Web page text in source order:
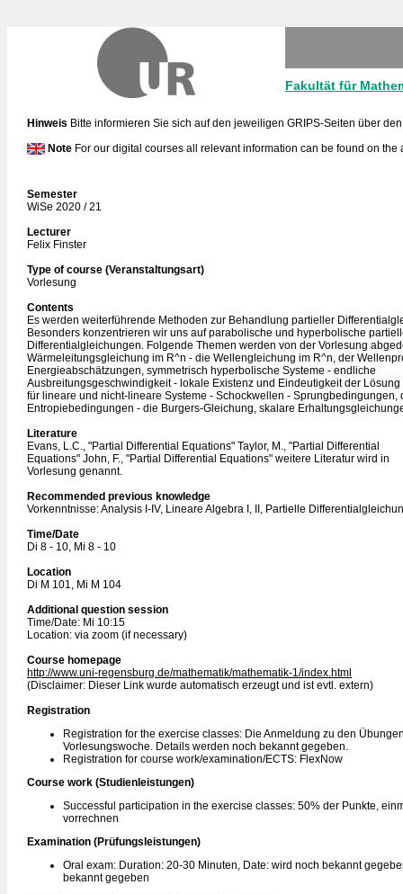
Fakultät für
Hinweis Bitte informieren Sie sich auf den jeweiligen GRIPS-Seiten über
Note For our digital courses all relevant information can be found on the
Semester
WiSe 2020 / 21
Lecturer
Felix Finster
Type of course (Veranstaltungsart)
Vorlesung
Contents
Es werden weiterführende Methoden zur Behandlung partieller
Besonders konzentrieren wir uns auf parabolische und hyperbolische
Differentialgleichungen. Folgende Themen werden von der Vorlesung
Wärmeleitungsgleichung im R^n - die Wellengleichung im R^n, der
Energieabschätzungen, symmetrisch hyperbolische Systeme - endliche
Ausbreitungsgeschwindigkeit - lokale Existenz und Eindeutigkeit der
für lineare und nicht-lineare Systeme - Schockwellen - Sprungbedingungen,
Entropiebedingungen - die Burgers-Gleichung, skalare
Literature
Evans, L.C., "Partial Differential Equations" Taylor, M., "Partial Differential
Equations" John, F., "Partial Differential Equations" weitere Literatur wird in
Vorlesung genannt.
Recommended previous knowledge
Vorkenntnisse: Analysis I-IV, Lineare Algebra I, II, Partielle
Time/Date
Di 8 - 10, Mi 8 - 10
Location
Di M 101, Mi M 104
Additional question session
Time/Date: Mi 10:15
Location: via zoom (if necessary)
Course homepage
http://www.uni-regensburg.de/mathematik/mathematik-1/index.html
(Disclaimer: Dieser Link wurde automatisch erzeugt und ist evtl. extern)
Registration
Registration for the exercise classes: Die Anmeldung zu den
Vorlesungswoche. Details werden noch bekannt gegeben.
Registration for course work/examination/ECTS: FlexNow
Course work (Studienleistungen)
Successful participation in the exercise classes: 50% der Punkte,
vorrechnen
Examination (Prüfungsleistungen)
Oral exam: Duration: 20-30 Minuten, Date: wird noch bekannt
bekannt gegeben